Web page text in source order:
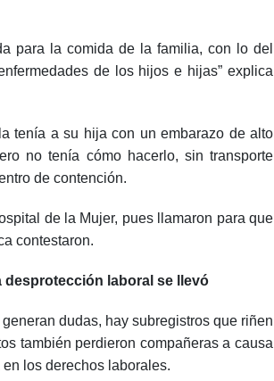
para la comida de la familia, con lo del
de los hijos e hijas” explica
tenía a su hija con un embarazo de alto
no tenía cómo hacerlo, sin transporte
de contención.
de la Mujer, pues llamaron para que
contestaron.
desprotección laboral se llevó
dudas, hay subregistros que riñen
también perdieron compañeras a causa
los derechos laborales.